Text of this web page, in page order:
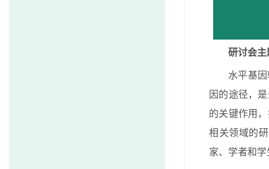
研讨会主
水平基
因的途径，
的关键作用
相关领域的
家、学者和